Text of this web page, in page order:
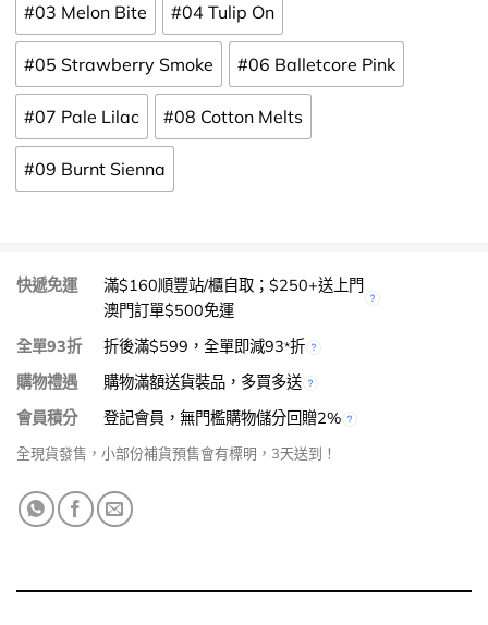
#03 Melon Bite #04 Tulip On
#05 Strawberry Smoke #06 Balletcore Pink
#07 Pale Lilac #08 Cotton Melts
#09 Burnt Sienna
快遞免運
滿$160順豐站/櫃自取；$250+送上門
澳門訂單$500免運
全單93折
折後滿$599，全單即減93*折
購物禮遇
購物滿額送貨裝品，多買多送
會員積分
登記會員，無門檻購物儲分回贈2%
全現貨發售，小部份補貨預售會有標明，3天送到！